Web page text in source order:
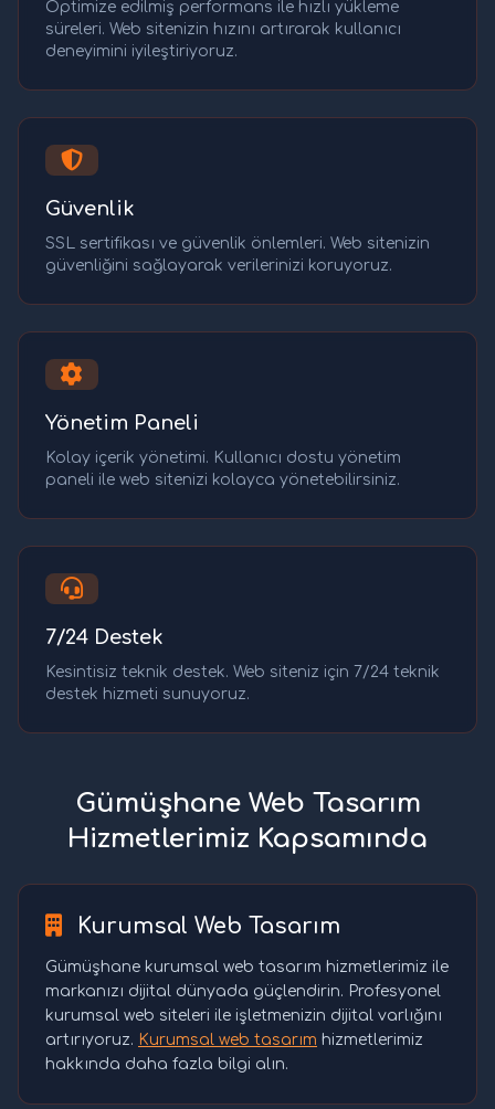
Optimize edilmiş performans ile hızlı yükleme
süreleri. Web sitenizin hızını artırarak kullanıcı
deneyimini iyileştiriyoruz.
Güvenlik
SSL sertifikası ve güvenlik önlemleri. Web sitenizin
güvenliğini sağlayarak verilerinizi koruyoruz.
Yönetim Paneli
Kolay içerik yönetimi. Kullanıcı dostu yönetim
paneli ile web sitenizi kolayca yönetebilirsiniz.
7/24 Destek
Kesintisiz teknik destek. Web siteniz için 7/24 teknik
destek hizmeti sunuyoruz.
Gümüşhane Web Tasarım
Hizmetlerimiz Kapsamında
Kurumsal Web Tasarım
Gümüşhane kurumsal web tasarım hizmetlerimiz ile
markanızı dijital dünyada güçlendirin. Profesyonel
kurumsal web siteleri ile işletmenizin dijital varlığını
artırıyoruz. Kurumsal web tasarım hizmetlerimiz
hakkında daha fazla bilgi alın.